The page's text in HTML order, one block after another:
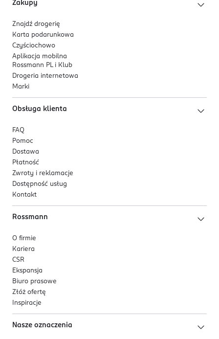
Zakupy
Znajdź drogerię
Karta podarunkowa
Czyściochowo
Aplikacja mobilna
Rossmann PL i Klub
Drogeria internetowa
Marki
Obsługa klienta
FAQ
Pomoc
Dostawa
Płatność
Zwroty i reklamacje
Dostępność usług
Kontakt
Rossmann
O firmie
Kariera
CSR
Ekspansja
Biuro prasowe
Złóż ofertę
Inspiracje
Nasze oznaczenia